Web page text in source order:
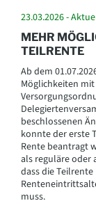
23.03.2026 -
MEHR
TEILRENTE
Ab dem
Möglichkeiten mit
beschlossenen
konnte der erste
Rente beantragt
als reguläre oder
dass die
muss.